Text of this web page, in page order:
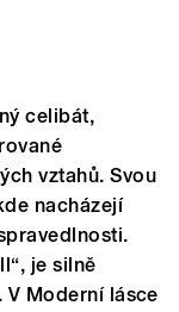
celibát,
vztahů. Svou
nacházejí
je silně
V Moderní lásce